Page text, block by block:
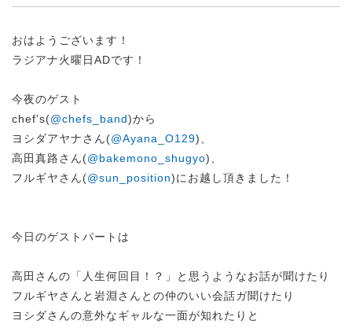
おはようございます！
ラジアナ火曜日ADです！
今夜のゲスト
chef's(@chefs_band)から
ヨシダアヤナさん(@Ayana_O129)、
高田真路さん(@bakemono_shugyo)、
フルギヤさん(@sun_position)にお越し頂きました！
今日のゲストパートは
高田さんの「人生何回目！？」と思うようなお話が聞けたり
フルギヤさんと岩淵さんとの仲のいい会話ガ聞けたり
ヨシダさんの意外なギャルな一面が知れたりと